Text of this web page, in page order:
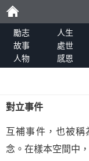
勵
志
勵志 人生
故事
處世
人物
感恩
對立事件
互補事件，也被
念。在樣本空間中